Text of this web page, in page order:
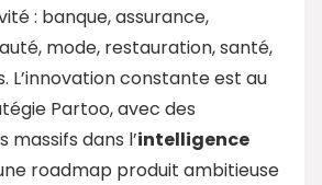
: banque, assurance,
mode, restauration, santé,
L’innovation constante est au
Partoo, avec des
massifs dans l’intelligence
roadmap produit ambitieuse